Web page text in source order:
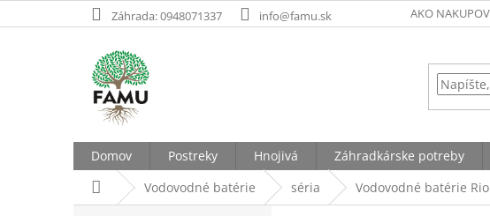
na
Záhrada: 0948071337 info@famu.sk AKO
Domov Postreky Hnojivá Záhradkárske potreby
DomovVodovodné batérie séria Vodovodné batérie